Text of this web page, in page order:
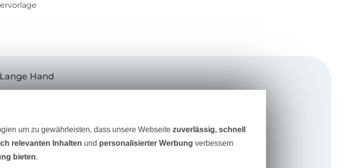
Hand
sie schon seit ihrer Kindheit. Irgendwann
sie an der Küste leben. Bis dieser Traum wahr
lässt sie sich von den Elbestränden inspirieren und
in Dresden ihre Schnittmustermanufaktur.
um zu gewährleisten, dass unsere Webseitezuverlässig, schnell
relevanten Inhalten und personalisierter Werbung verbessern
bieten.